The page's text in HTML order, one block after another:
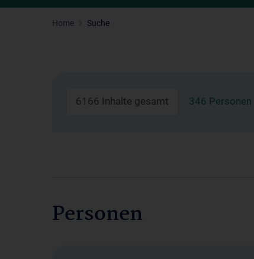
Home Suche
6166 Inhalte gesamt 346 Personen
Personen